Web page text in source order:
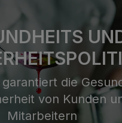
die
von Kunden
Mitarbeitern